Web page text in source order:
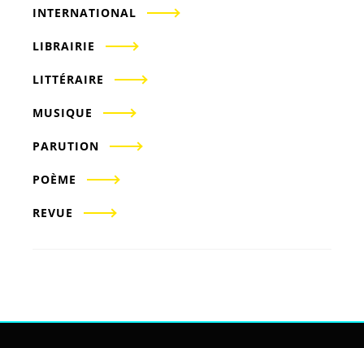
INTERNATIONAL
LIBRAIRIE
LITTÉRAIRE
MUSIQUE
PARUTION
POÈME
REVUE